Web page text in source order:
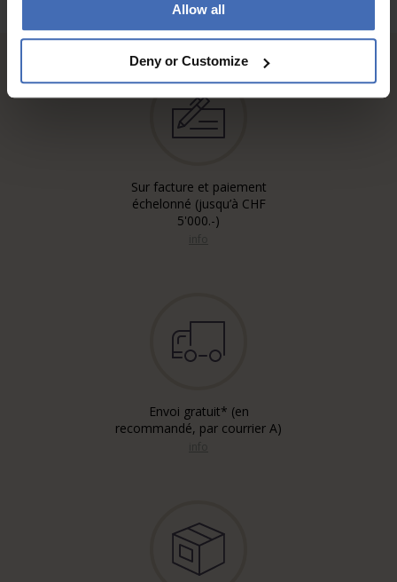
Allow all
Deny or Customize
Sur facture et paiement
échelonné (jusqu’à CHF
5'000.-)
Envoi gratuit* (en
recommandé, par courrier A)